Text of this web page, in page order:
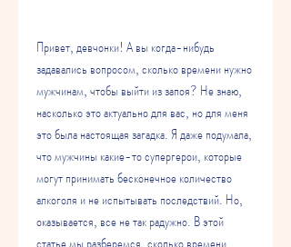
Привет, девчонки! А вы когда-нибудь
задавались вопросом, сколько времени нужно
мужчинам, чтобы выйти из запоя? Не знаю,
насколько это актуально для вас, но для меня
это была настоящая загадка. Я даже подумала,
что мужчины какие-то супергерои, которые
могут принимать бесконечное количество
алкоголя и не испытывать последствий. Но,
оказывается, все не так радужно. В этой